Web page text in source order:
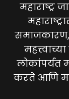
महाराष्ट्र
लोकांपर्यंत
करते आणि